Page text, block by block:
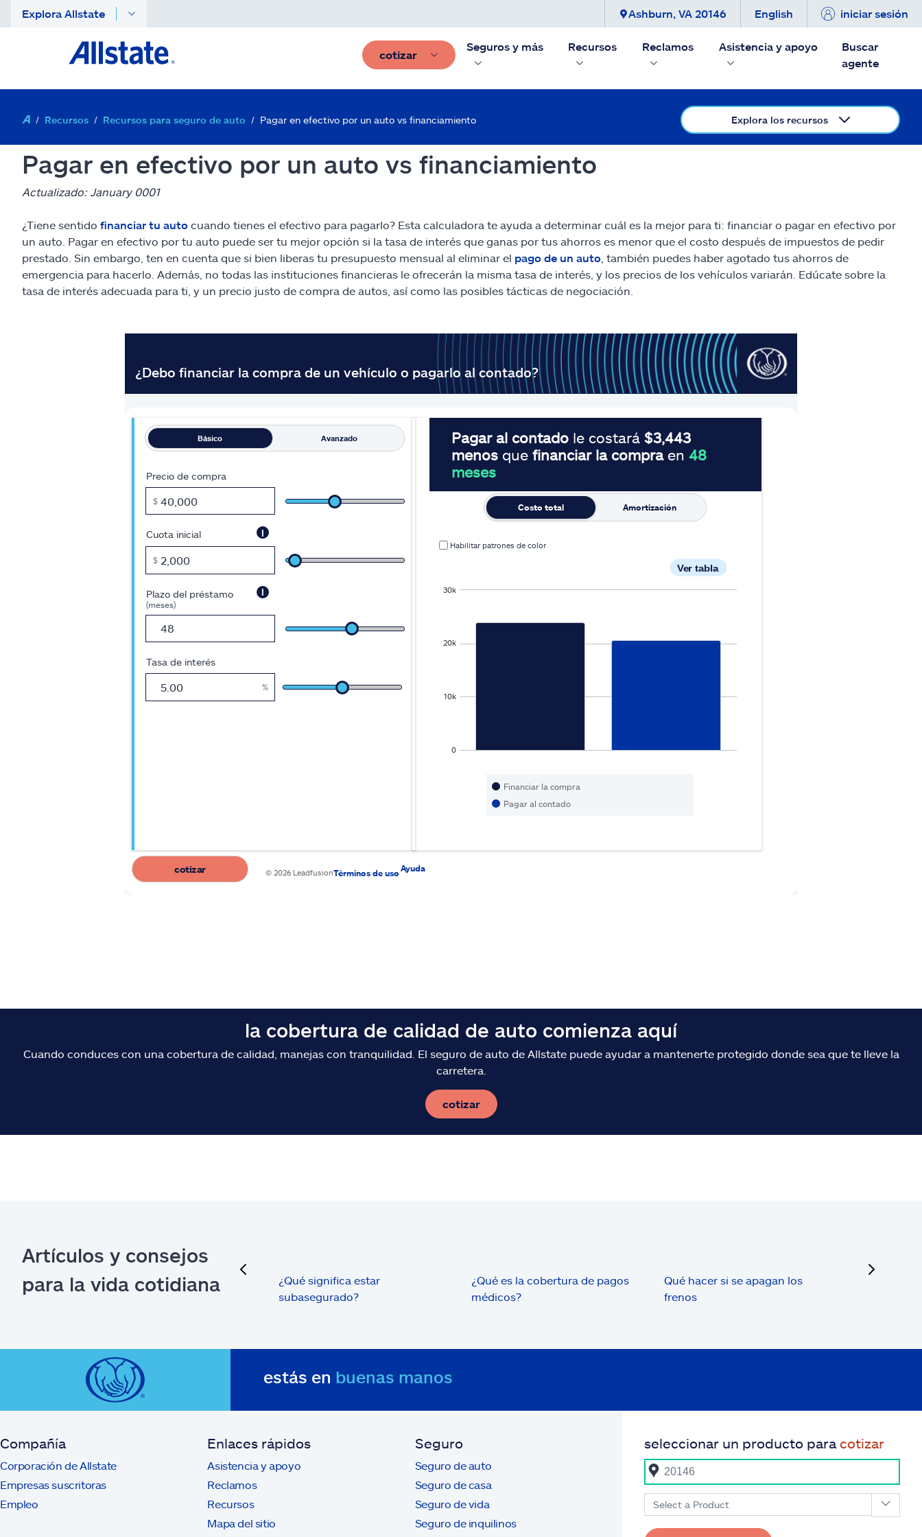
Explora Allstate Ashburn, VA 20146 English iniciar sesión
cotizar
Seguros y más Recursos Reclamos Asistencia y apoyo
Buscar
agente
Recursos Recursos para seguro de auto Pagar en efectivo por un auto vs financiamiento Explora los recursos
Pagar en efectivo por un auto vs financiamiento
Actualizado: January 0001
¿Tiene sentido financiar tu auto cuando tienes el efectivo para pagarlo? Esta calculadora te ayuda a determinar cuál es la mejor para ti: financiar o pagar en efectivo por
un auto. Pagar en efectivo por tu auto puede ser tu mejor opción si la tasa de interés que ganas por tus ahorros es menor que el costo después de impuestos de pedir
prestado. Sin embargo, ten en cuenta que si bien liberas tu presupuesto mensual al eliminar el pago de un auto , también puedes haber agotado tus ahorros de
emergencia para hacerlo. Además, no todas las instituciones financieras le ofrecerán la misma tasa de interés, y los precios de los vehículos variarán. Edúcate sobre la
tasa de interés adecuada para ti, y un precio justo de compra de autos, así como las posibles tácticas de negociación.
la cobertura de calidad de auto comienza aquí
Cuando conduces con una cobertura de calidad, manejas con tranquilidad. El seguro de auto de Allstate puede ayudar a mantenerte protegido donde sea que te lleve la
carretera.
cotizar
Artículos y consejos
para la vida cotidiana
¿Qué significa estar
subasegurado?
¿Qué es la cobertura de pagos
médicos?
Qué hacer si se apagan los
frenos
next
estás en buenas manos
Compañía
Corporación de Allstate
Empresas suscritoras
Empleo
Enlaces rápidos
Asistencia y apoyo
Reclamos
Recursos
Mapa del sitio
Seguro
Seguro de auto
Seguro de casa
Seguro de vida
Seguro de inquilinos
seleccionar un producto para cotizar
Select a Product